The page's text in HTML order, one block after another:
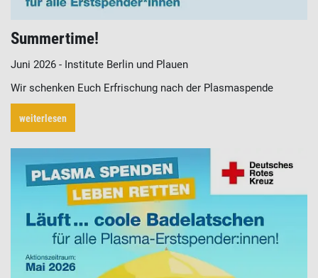
Summertime!
Juni 2026 - Institute Berlin und Plauen
Wir schenken Euch Erfrischung nach der Plasmaspende
weiterlesen